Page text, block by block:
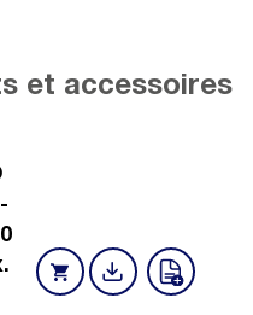
et accessoires